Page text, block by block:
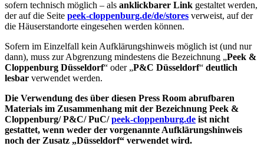
sofern technisch möglich – als anklickbarer Link gestaltet werden,
der auf die Seite peek-cloppenburg.de/de/stores verweist, auf der
die Häuserstandorte eingesehen werden können.
Sofern im Einzelfall kein Aufklärungshinweis möglich ist (und nur
dann), muss zur Abgrenzung mindestens die Bezeichnung „Peek &
Cloppenburg Düsseldorf“ oder „P&C Düsseldorf“ deutlich
lesbar verwendet werden.
Die Verwendung des über diesen Press Room abrufbaren
Materials im Zusammenhang mit der Bezeichnung Peek &
Cloppenburg/ P&C/ PuC/peek-cloppenburg.de ist nicht
gestattet, wenn weder der vorgenannte Aufklärungshinweis
noch der Zusatz „Düsseldorf“ verwendet wird.